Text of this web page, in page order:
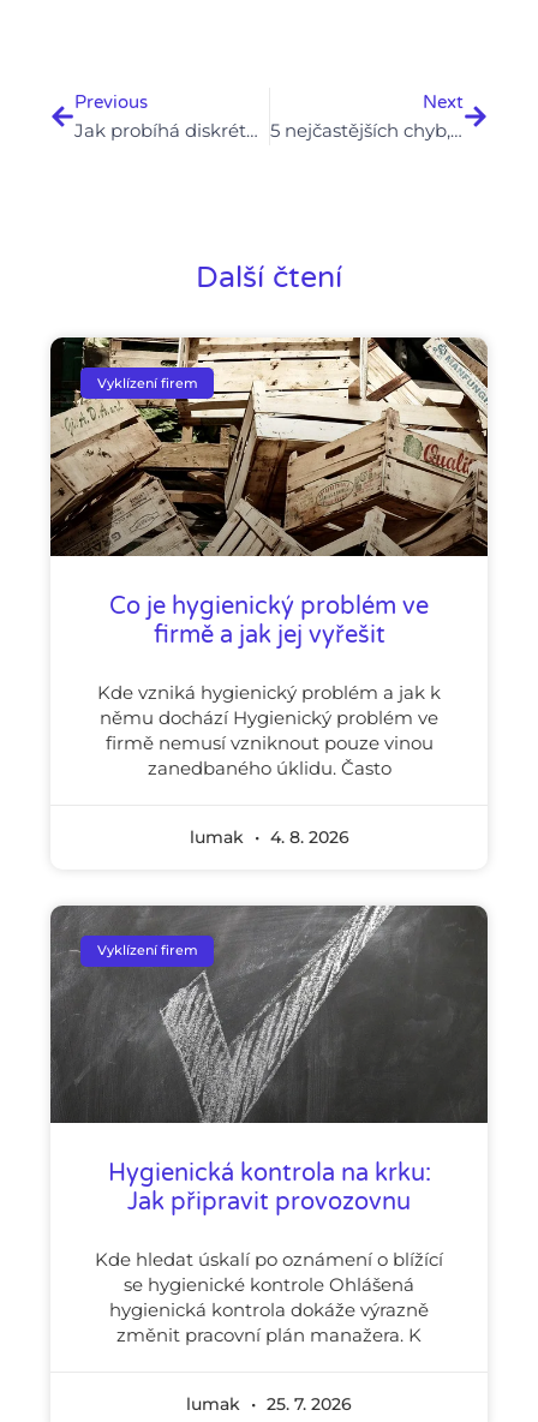
Previous
Jak probíhá diskrétní vyklizení? Vaše soukromí je pro nás priorita
Next
5 nejčastějších chyb, které lidé dělají při vlastním vyklízení
Další čtení
Vyklízení firem
Co je hygienický problém ve
firmě a jak jej vyřešit
Kde vzniká hygienický problém a jak k
němu dochází Hygienický problém ve
firmě nemusí vzniknout pouze vinou
zanedbaného úklidu. Často
lumak 4. 8. 2026
Vyklízení firem
Hygienická kontrola na krku:
Jak připravit provozovnu
Kde hledat úskalí po oznámení o blížící
se hygienické kontrole Ohlášená
hygienická kontrola dokáže výrazně
změnit pracovní plán manažera. K
lumak 25. 7. 2026